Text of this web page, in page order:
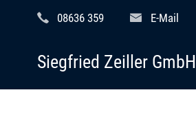
08636 359 E-Mail
Siegfried Zeiller GmbH